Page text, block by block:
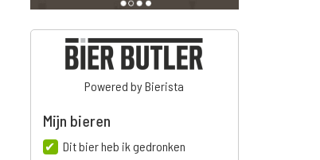
Powered by Bierista
Mijn bieren
Dit bier heb ik gedronken